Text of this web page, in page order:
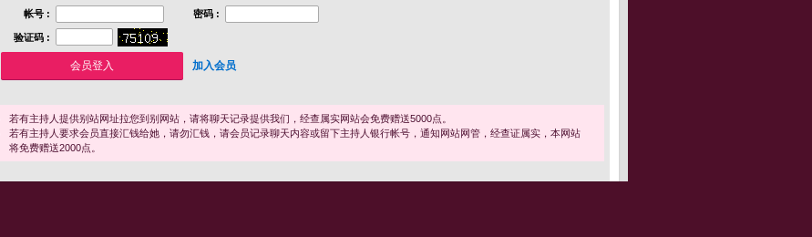
帐号 :
密码 :
验证码 :
加入会员
若有主持人提供别站网址拉您到别网站，请将聊天记录提供我们，经查属实网站会免费赠送5000点。
若有主持人要求会员直接汇钱给她，请勿汇钱，请会员记录聊天内容或留下主持人银行帐号，通知网站网管，经查证属实，本网站
将免费赠送2000点。